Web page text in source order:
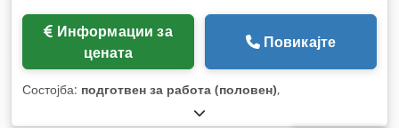
цената
Повикајте
Состојба: подготвен за работа (половен),